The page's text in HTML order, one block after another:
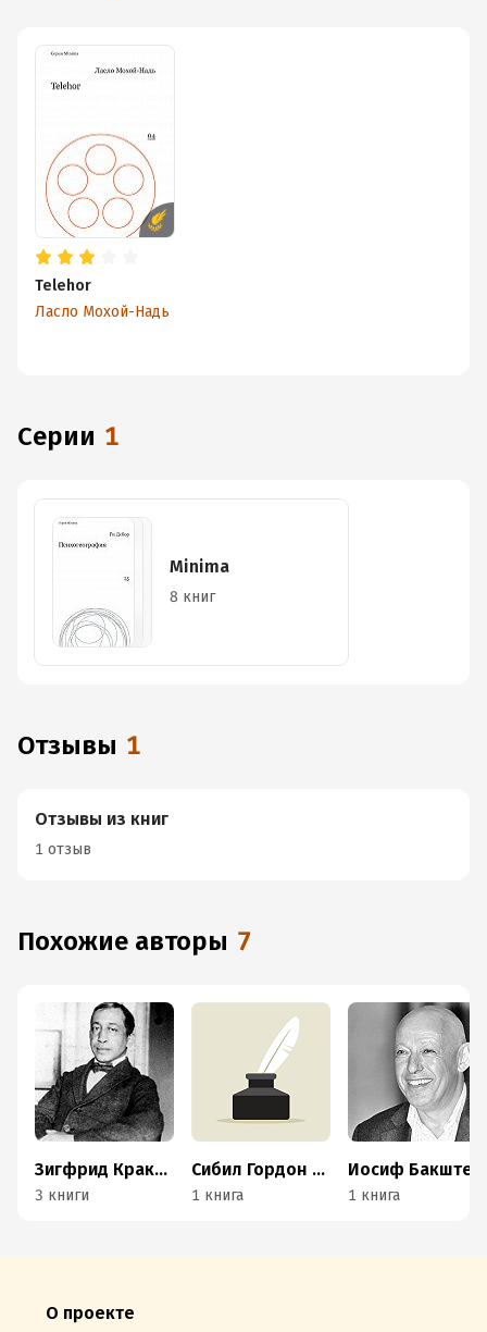
Telehor
Ласло Мохой-Надь
Серии 1
Minima
8 книг
Отзывы 1
Отзывы из книг
1 отзыв
Похожие авторы 7
Зигфрид Кракауэр
3 книги
Сибил Гордон Кантор
1 книга 1 книга
О проекте